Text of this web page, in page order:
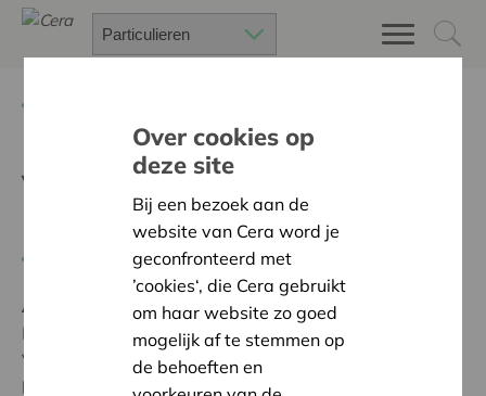
Veldhuis tussen Dender en
Terug naar overzicht
Ambitie:
Warme en zorgzame buurten voor iedereen
Dankzij Cera realiseerden we met vrijwilligers ons
Veldhuis, een gezellige ontmoetingsplek voor
buurtbewoners en deelnemers aan Zelfoogstboerderij
Over cookies op
deze site
Bij een bezoek aan de
website van Cera word je
geconfronteerd met
’cookies‘, die Cera gebruikt
om haar website zo goed
mogelijk af te stemmen op
de behoeften en